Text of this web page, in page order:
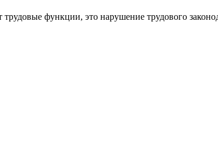
функции, это нарушение трудового